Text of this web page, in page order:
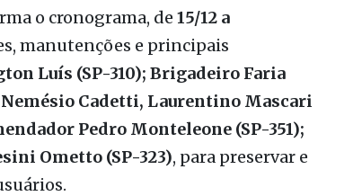
o cronograma, de15/12 a
manutenções e principais
Luís (SP-310); Brigadeiro Faria
Cadetti, Laurentino Mascari
Pedro Monteleone (SP-351);